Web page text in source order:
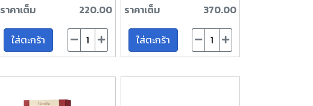
ราคาเต็ม
220.00
ใส่ตะกร้า
ราคาเต็ม
370.00
ใส่ตะกร้า